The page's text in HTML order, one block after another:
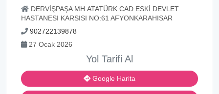
DERVİŞPAŞA MH.ATATÜRK CAD ESKİ DEVLET
HASTANESI KARSISI NO:61 AFYONKARAHISAR
902722139878
27 Ocak 2026
Yol Tarifi Al
Google Harita